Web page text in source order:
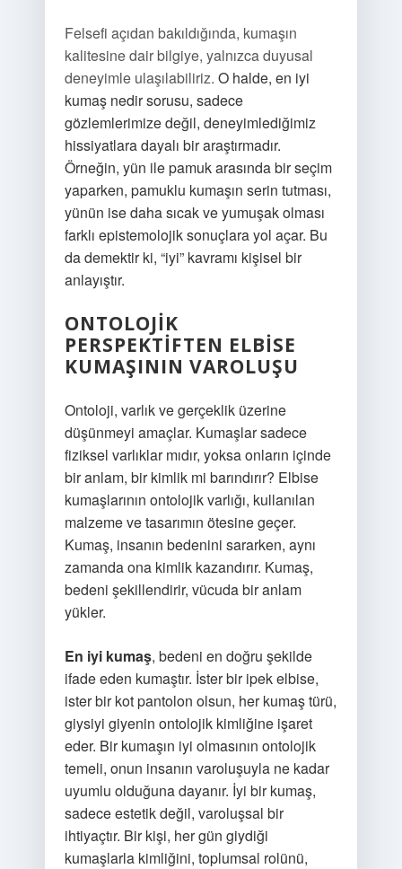
Felsefi açıdan bakıldığında, kumaşın
kalitesine dair bilgiye, yalnızca duyusal
deneyimle ulaşılabiliriz. O halde, en iyi
kumaş nedir sorusu, sadece
gözlemlerimize değil, deneyimlediğimiz
hissiyatlara dayalı bir araştırmadır.
Örneğin, yün ile pamuk arasında bir seçim
yaparken, pamuklu kumaşın serin tutması,
yünün ise daha sıcak ve yumuşak olması
farklı epistemolojik sonuçlara yol açar. Bu
da demektir ki, “iyi” kavramı kişisel bir
anlayıştır.
ONTOLOJIK
PERSPEKTIFTEN ELBISE
KUMAŞININ VAROLUŞU
Ontoloji, varlık ve gerçeklik üzerine
düşünmeyi amaçlar. Kumaşlar sadece
fiziksel varlıklar mıdır, yoksa onların içinde
bir anlam, bir kimlik mi barındırır? Elbise
kumaşlarının ontolojik varlığı, kullanılan
malzeme ve tasarımın ötesine geçer.
Kumaş, insanın bedenini sararken, aynı
zamanda ona kimlik kazandırır. Kumaş,
bedeni şekillendirir, vücuda bir anlam
yükler.
En iyi kumaş, bedeni en doğru şekilde
ifade eden kumaştır. İster bir ipek elbise,
ister bir kot pantolon olsun, her kumaş türü,
giysiyi giyenin ontolojik kimliğine işaret
eder. Bir kumaşın iyi olmasının ontolojik
temeli, onun insanın varoluşuyla ne kadar
uyumlu olduğuna dayanır. İyi bir kumaş,
sadece estetik değil, varoluşsal bir
ihtiyaçtır. Bir kişi, her gün giydiği
kumaşlarla kimliğini, toplumsal rolünü,